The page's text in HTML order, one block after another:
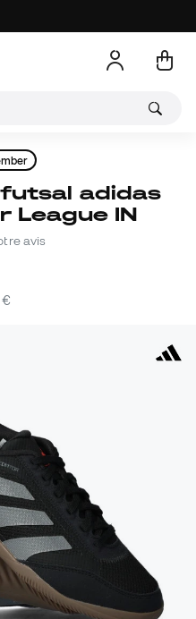
League IN
avis